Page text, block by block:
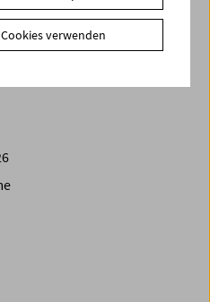
verwenden